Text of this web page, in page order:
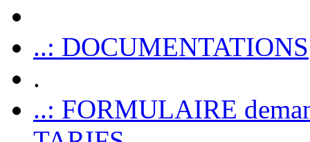
..: DOCUMENTATIONS
.
..: FORMULAIRE